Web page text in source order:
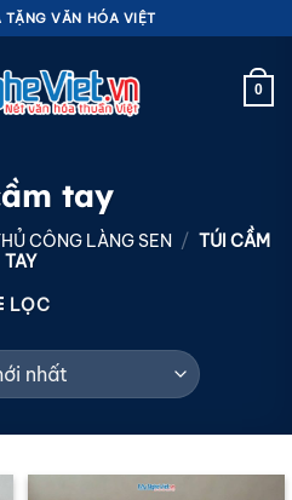
TẶNG VĂN HÓA VIỆT
0
tay
CÔNG LÀNG SEN / TÚI CẦM
TAY
LỌC